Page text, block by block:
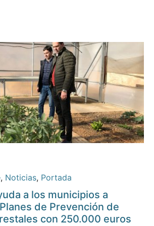
, Noticias, Portada
a los municipios a
de Prevención de
con 250.000 euros